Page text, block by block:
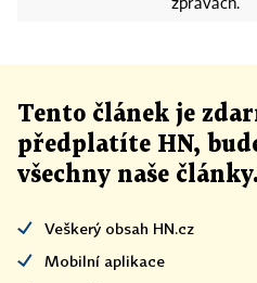
zprávách.
Tento článek je
předplatíte HN,
všechny naše články.
Veškerý obsah HN.cz
Mobilní aplikace